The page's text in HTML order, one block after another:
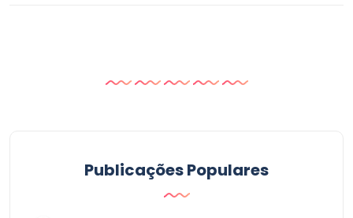
Publicações Populares